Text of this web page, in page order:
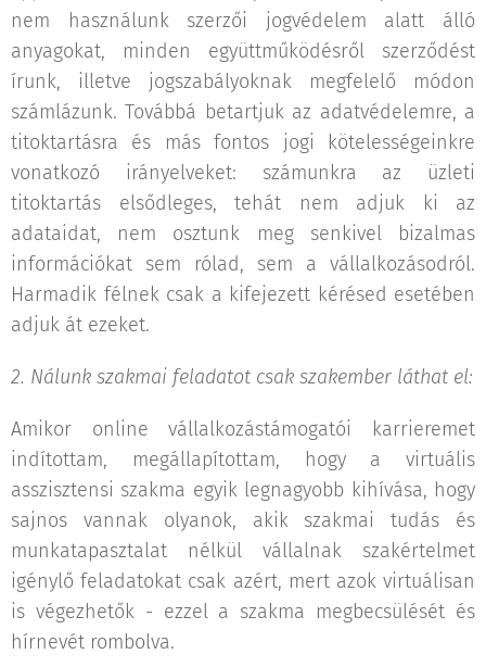
nem használunk szerzői jogvédelem alatt álló
anyagokat, minden együttműködésről szerződést
írunk, illetve jogszabályoknak megfelelő módon
számlázunk. Továbbá betartjuk az adatvédelemre, a
titoktartásra és más fontos jogi kötelességeinkre
vonatkozó irányelveket: számunkra az üzleti
titoktartás elsődleges, tehát nem adjuk ki az
adataidat, nem osztunk meg senkivel bizalmas
információkat sem rólad, sem a vállalkozásodról.
Harmadik félnek csak a kifejezett kérésed esetében
adjuk át ezeket.
2. Nálunk szakmai feladatot csak szakember láthat el:
Amikor online vállalkozástámogatói karrieremet
indítottam, megállapítottam, hogy a virtuális
asszisztensi szakma egyik legnagyobb kihívása, hogy
sajnos vannak olyanok, akik szakmai tudás és
munkatapasztalat nélkül vállalnak szakértelmet
igénylő feladatokat csak azért, mert azok virtuálisan
is végezhetők - ezzel a szakma megbecsülését és
hírnevét rombolva.